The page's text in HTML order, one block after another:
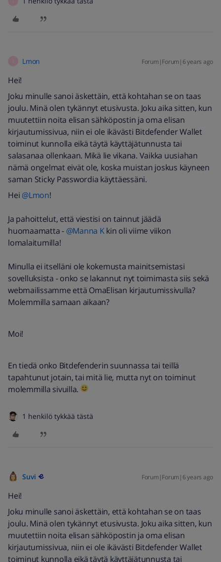
Lmon Forum|Forum|6 years ago
Hei!
Joku minulle sanoi äskettäin, että kohtahan se on taas
joulu. Minä olen tykännyt etusivusta. Joku aika sitten, kun
muutettiin noita elisan sähköpostin ja oma elisan
kirjautumissivua, niin ei ole ikävästi Bitdefender Wallet
toiminut kunnolla eikä täytä käyttäjätunnusta tai
salasanaa ollenkaan. Mikä lie vikana. Vaikka uusiahan
nämä ongelmat eivät ole, koska muistan joskus käyneen
saman Sticky Passwordia käyttäessäni.
Hei @Lmon!
Ja pahoittelut, että viestisi on tainnut jäädä
huomaamatta - @Manna Kkin oli viime viikon
lomalaitumilla!
Minulla ei itselläni ole kokemusta mainitsemistasi
sovelluksista - onko se lakannut nyt toimimasta siis sekä
webmailissamme että OmaElisan kirjautumissivulla?
Molemmilla samaan aikaan?
Moi!
En tiedä onko Bitdefenderin suunnassa tai teillä
tapahtunut jotain, tai mitä lie, mutta nyt on toiminut
molemmilla sivuilla.
1 henkilö tykkää tästä
Suvi Forum|Forum|6 years ago
Hei!
Joku minulle sanoi äskettäin, että kohtahan se on taas
joulu. Minä olen tykännyt etusivusta. Joku aika sitten, kun
muutettiin noita elisan sähköpostin ja oma elisan
kirjautumissivua, niin ei ole ikävästi Bitdefender Wallet
toiminut kunnolla eikä täytä käyttäjätunnusta tai